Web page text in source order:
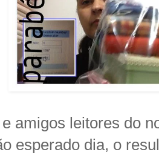
amigos leitores do
esperado dia, o